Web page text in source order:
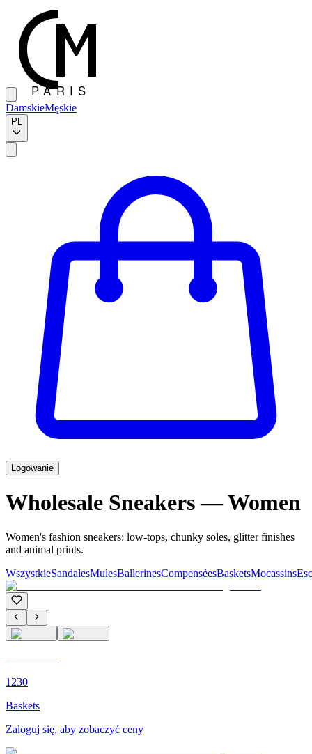
DamskieMęskie
PL
Logowanie
Wholesale Sneakers — Women
Women's fashion sneakers: low-tops, chunky soles, glitter finishes
and animal prints.
WszystkieSandalesMulesBallerinesCompenséesBasketsMocassins
1230
Baskets
Zaloguj się, aby zobaczyć ceny